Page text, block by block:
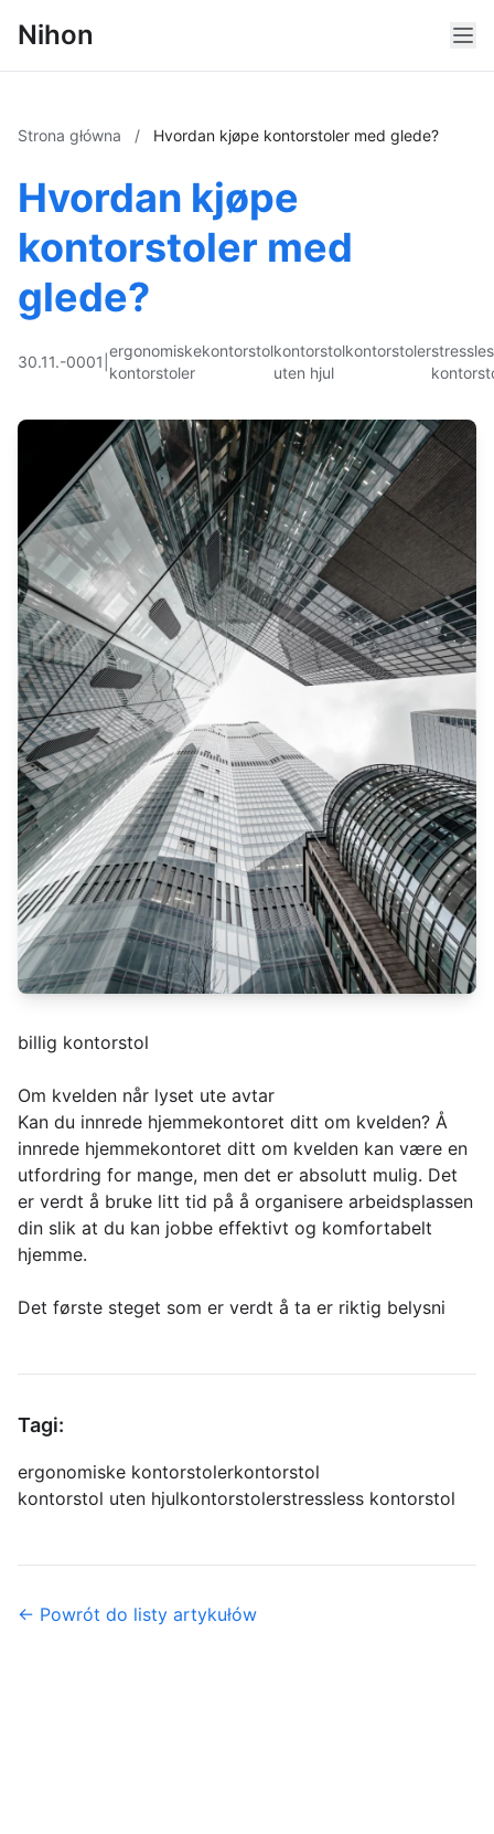
Nihon
Strona główna / Hvordan kjøpe kontorstoler med glede?
Hvordan kjøpe
kontorstoler med
glede?
30.11.-0001
ergonomiske
kontorstoler
kontorstolkontorstol
uten hjul
kontorstoler
billig kontorstol
Om kvelden når lyset ute avtar
Kan du innrede hjemmekontoret ditt om kvelden? Å
innrede hjemmekontoret ditt om kvelden kan være en
utfordring for mange, men det er absolutt mulig. Det
er verdt å bruke litt tid på å organisere arbeidsplassen
din slik at du kan jobbe effektivt og komfortabelt
hjemme.
Det første steget som er verdt å ta er riktig belysni
Tagi:
ergonomiske kontorstolerkontorstol
kontorstol uten hjulkontorstolerstressless kontorstol
← Powrót do listy artykułów